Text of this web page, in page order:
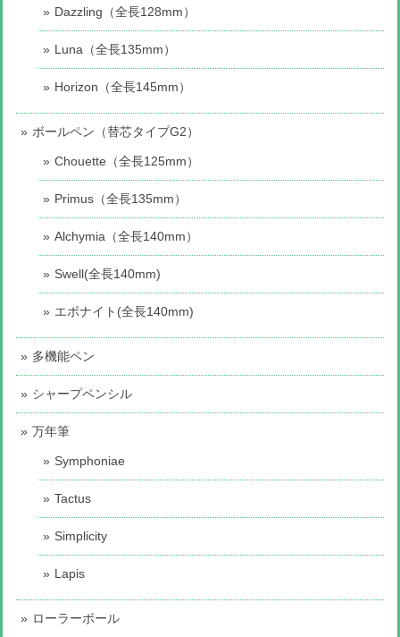
Dazzling（全長128mm）
Luna（全長135mm）
Horizon（全長145mm）
ボールペン（替芯タイプG2）
Chouette（全長125mm）
Primus（全長135mm）
Alchymia（全長140mm）
Swell(全長140mm)
エボナイト(全長140mm)
多機能ペン
シャープペンシル
万年筆
Symphoniae
Tactus
Simplicity
Lapis
ローラーボール